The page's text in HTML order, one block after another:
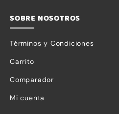
SOBRE NOSOTROS
Términos y Condiciones
Carrito
Comparador
Mi cuenta